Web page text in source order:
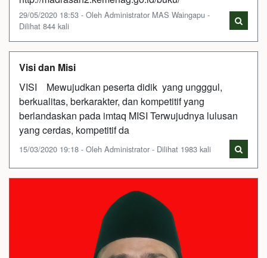
29/05/2020 18:53 - Oleh Administrator MAS Waingapu -
Dilihat 844 kali
Visi dan Misi
VISI Mewujudkan peserta didik yang ungggul,
berkualitas, berkarakter, dan kompetitif yang
berlandaskan pada imtaq MISI Terwujudnya lulusan
yang cerdas, kompetitif da
15/03/2020 19:18 - Oleh Administrator - Dilihat 1983 kali